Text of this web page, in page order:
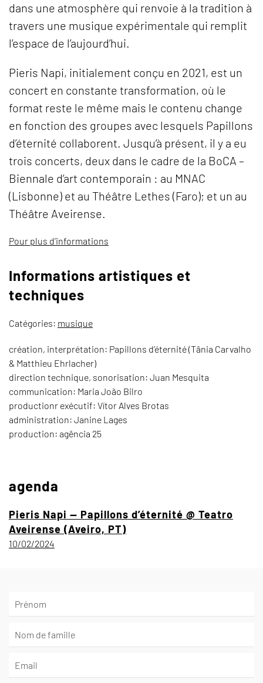
dans une atmosphère qui renvoie à la tradition à
travers une musique expérimentale qui remplit
l’espace de l’aujourd’hui.
Pieris Napi, initialement conçu en 2021, est un
concert en constante transformation, où le
format reste le même mais le contenu change
en fonction des groupes avec lesquels Papillons
d’éternité collaborent. Jusqu’à présent, il y a eu
trois concerts, deux dans le cadre de la BoCA –
Biennale d’art contemporain : au MNAC
(Lisbonne) et au Théâtre Lethes (Faro); et un au
Théâtre Aveirense.
Pour plus d’informations
Informations artistiques et
techniques
Catégories: musique
création, interprétation: Papillons d’éternité (Tânia Carvalho
& Matthieu Ehrlacher)
direction technique, sonorisation: Juan Mesquita
communication: Maria João Bilro
productionr exécutif: Vítor Alves Brotas
administration: Janine Lages
production: agência 25
agenda
Pieris Napi — Papillons d’éternité @ Teatro
Aveirense (Aveiro, PT)
10/02/2024